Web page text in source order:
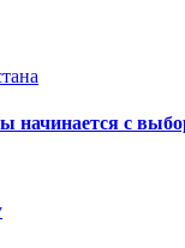
начинается с